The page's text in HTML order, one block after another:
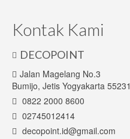
Kontak Kami
DECOPOINT
Jalan Magelang No.3
Bumijo, Jetis Yogyakarta 55231
0822 2000 8600
02745012414
decopoint.id@gmail.com